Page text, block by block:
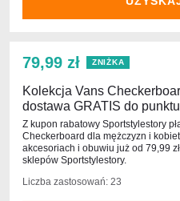
79,99 zł ZNIŻKA
Kolekcja Vans
dostawa GRATIS do
Z kupon rabatowy Sportstylestory
Checkerboard dla mężczyzn i
akcesoriach i obuwiu już od 79,99
sklepów Sportstylestory.
Liczba zastosowań: 23